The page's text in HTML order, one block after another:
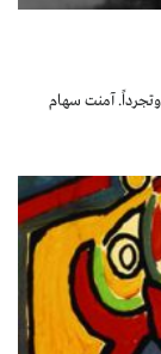
آمنت سهام